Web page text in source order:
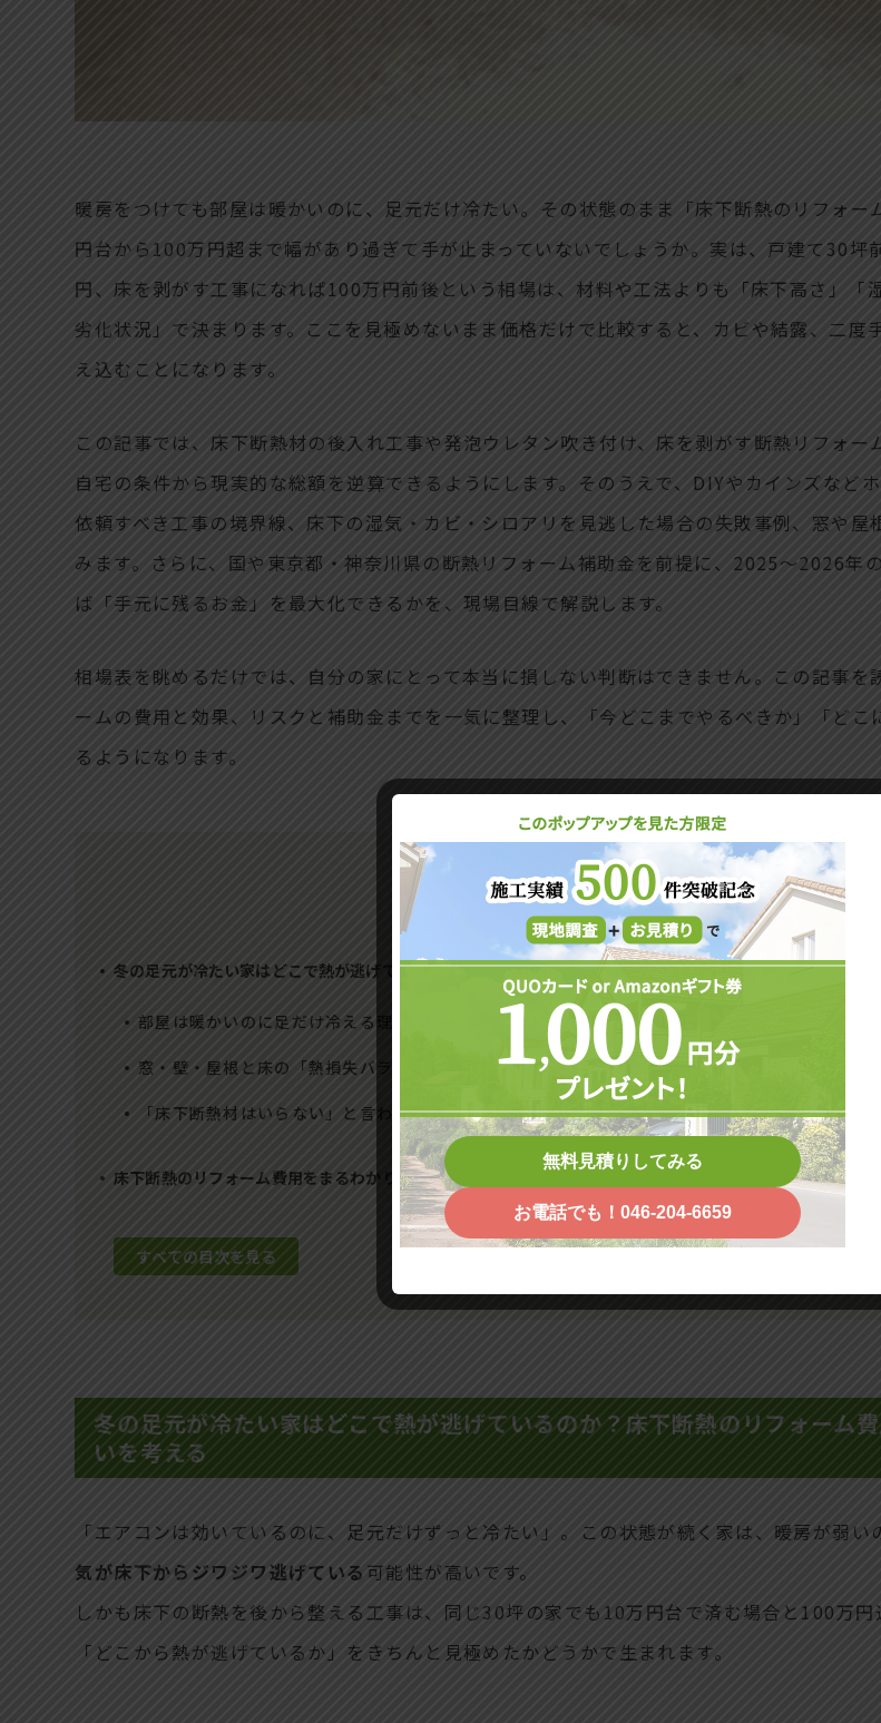
暖房をつけても部屋は暖かいのに、足元だけ冷たい。その状態のまま「床下断熱のリフォー
円台から100万円超まで幅があり過ぎて手が止まっていないでしょうか。実は、戸建て30坪
円、床を剥がす工事になれば100万円前後という相場は、材料や工法よりも「床下高さ」「
劣化状況」で決まります。ここを見極めないまま価格だけで比較すると、カビや結露、二度
え込むことになります。
この記事では、床下断熱材の後入れ工事や発泡ウレタン吹き付け、床を剥がす断熱リフォー
自宅の条件から現実的な総額を逆算できるようにします。そのうえで、DIYやカインズなど
依頼すべき工事の境界線、床下の湿気・カビ・シロアリを見逃した場合の失敗事例、窓や屋
みます。さらに、国や東京都・神奈川県の断熱リフォーム補助金を前提に、2025〜2026年
ば「手元に残るお金」を最大化できるかを、現場目線で解説します。
相場表を眺めるだけでは、自分の家にとって本当に損しない判断はできません。この記事を
ームの費用と効果、リスクと補助金までを一気に整理し、「今どこまでやるべきか」「ど
るようになります。
CONTENTS
冬の足元が冷たい家はどこで熱が逃げているのか？床下断熱のリフォーム費用から逆算して快適な住まいを考
部屋は暖かいのに足だけ冷える理由と、床下の断熱不足が与える影響
窓・壁・屋根と床の「熱損失バランス」から見る、床下断熱の優先順位のつけ方
「床下断熱材はいらない」と言われる家と本気で入れた方がいい家の条件
床下断熱のリフォーム費用をまるわかり！工法別の相場と30坪戸建てのリアルな目安
すべての目次を見る
冬の足元が冷たい家はどこで熱が逃げているのか？床下断熱のリフォーム
いを考える
「エアコンは効いているのに、足元だけずっと冷たい」。この状態が続く家は、暖房が弱い
気が床下からジワジワ逃げている 可能性が高いです。
しかも床下の断熱を後から整える工事は、同じ30坪の家でも10万円台で済む場合と100万
「どこから熱が逃げているか」をきちんと見極めたかどうかで生まれます。
無料見積りしてみる
お電話でも！046-204-6659